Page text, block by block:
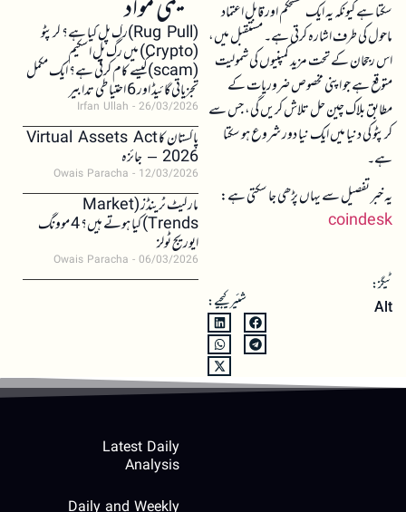
سکتا ہے کیونکہ یہ ایک مستحکم اور قابل اعتماد
ماحول کی طرف اشارہ کرتی ہے۔ مستقبل میں،
اس رجحان کے تحت مزید کمپنیوں کی شمولیت
متوقع ہے جو اپنی مخصوص ضروریات کے
مطابق بلاک چین حل تلاش کریں گی، جس سے
کرپٹو کی دنیا میں ایک نیا دور شروع ہو سکتا
ہے۔
یہ خبر تفصیل سے یہاں پڑھی جا سکتی ہے:
coindesk
ٹیگز:
Alt شئیر کیجیے:
تعلیمی مواد(Rug Pull)رگ پل کیا ہے؟ کرپٹو
(Crypto) میں رگ پل اسکیم
(scam)کیسے کام کرتی ہے؟ ایک مکمل
تجزیاتی گائیڈ اور 6 احتیاطی تدابیر
Irfan Ullah 26/03/2026
پاکستان کا Virtual Assets Act
2026 – جائزہ
Owais Paracha 12/03/2026
مارکیٹ ٹرینڈز (Market
Trends) کیا ہوتے ہیں؟ 4 موونگ
ایوریج ٹولز
Owais Paracha 06/03/2026
Latest Daily
Analysis